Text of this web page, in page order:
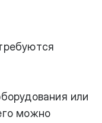
или
можно